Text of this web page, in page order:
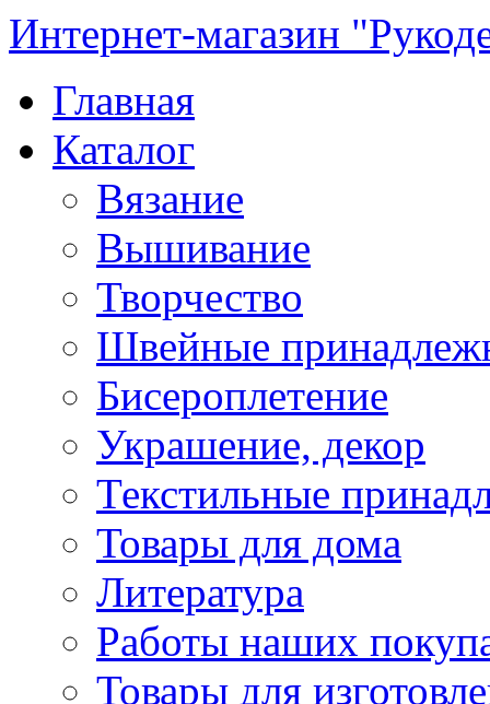
Интернет-магазин
Главная
Каталог
Вязание
Вышивание
Творчество
Швейные
Бисероплетение
Украшение, декор
Текстильные
Товары для дома
Литература
Работы наших
Товары для